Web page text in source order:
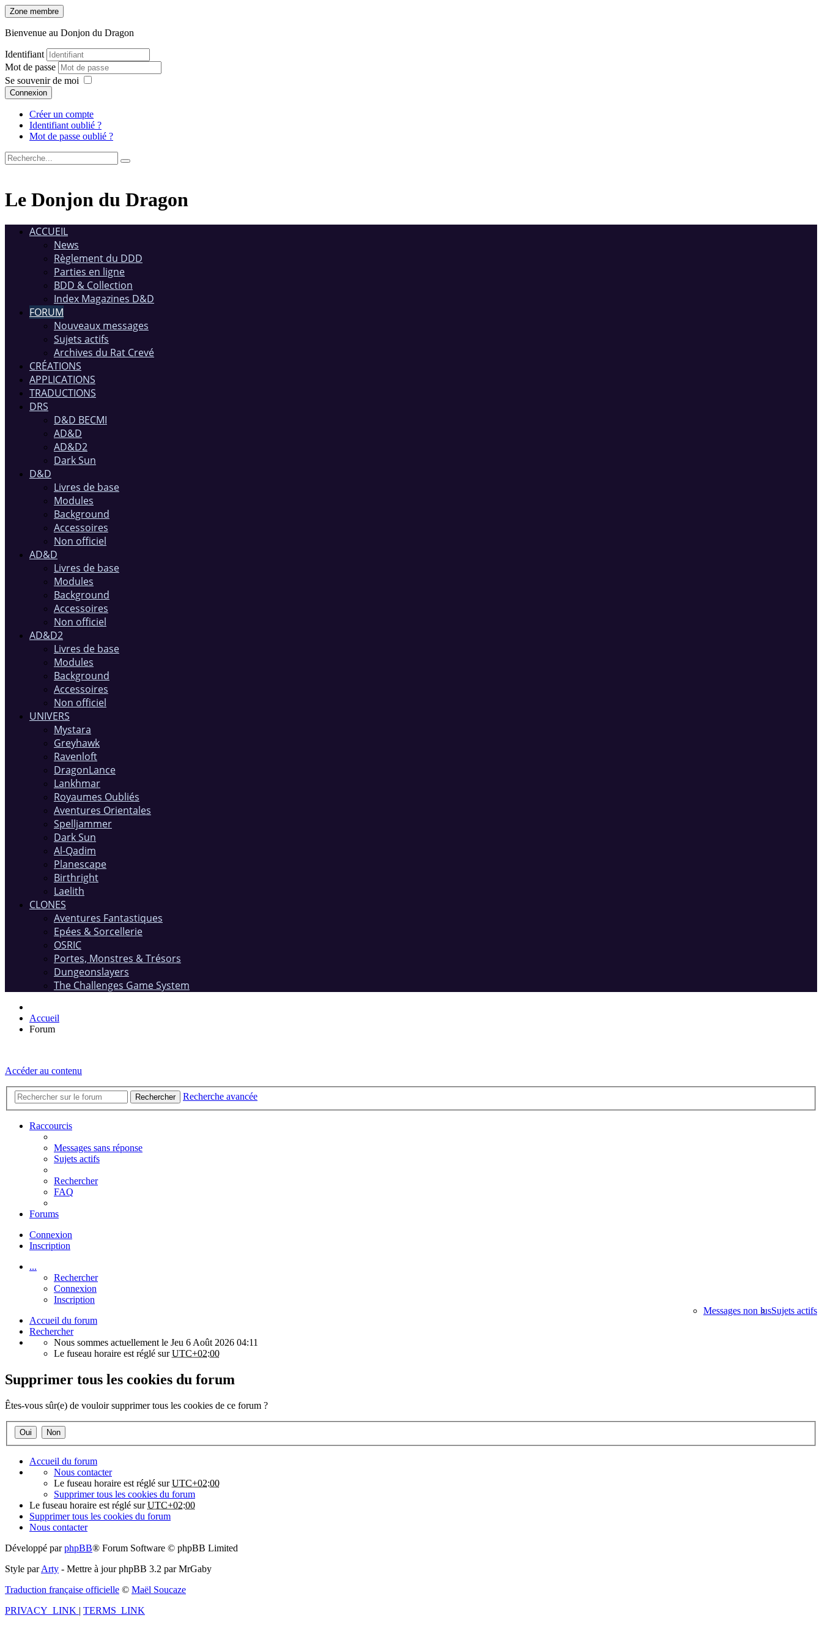
Zone membre
Bienvenue au Donjon du Dragon
Identifiant
Mot de passe
Se souvenir de moi
Connexion
Créer un compte
Identifiant oublié ?
Mot de passe oublié ?
Le Donjon du Dragon
ACCUEIL
News
Règlement du DDD
Parties en ligne
BDD & Collection
Index Magazines D&D
FORUM
Nouveaux messages
Sujets actifs
Archives du Rat Crevé
CRÉATIONS
APPLICATIONS
TRADUCTIONS
DRS
D&D BECMI
AD&D
AD&D2
Dark Sun
D&D
Livres de base
Modules
Background
Accessoires
Non officiel
AD&D
Livres de base
Modules
Background
Accessoires
Non officiel
AD&D2
Livres de base
Modules
Background
Accessoires
Non officiel
UNIVERS
Mystara
Greyhawk
Ravenloft
DragonLance
Lankhmar
Royaumes Oubliés
Aventures Orientales
Spelljammer
Dark Sun
Al-Qadim
Planescape
Birthright
Laelith
CLONES
Aventures Fantastiques
Epées & Sorcellerie
OSRIC
Portes, Monstres & Trésors
Dungeonslayers
The Challenges Game System
Accueil
Forum
Accéder au contenu
Rechercher Recherche avancée
Raccourcis
Messages sans réponse
Sujets actifs
Rechercher
FAQ
Forums
Connexion
Inscription
...
Rechercher
Connexion
Inscription
Sujets actifs
Messages non lus
Accueil du forum
Rechercher
Nous sommes actuellement le Jeu 6 Août 2026 04:11
Le fuseau horaire est réglé surUTC+02:00
Supprimer tous les cookies du forum
Êtes-vous sûr(e) de vouloir supprimer tous les cookies de ce forum ?
Accueil du forum
Nous contacter
Le fuseau horaire est réglé surUTC+02:00
Supprimer tous les cookies du forum
Le fuseau horaire est réglé surUTC+02:00
Supprimer tous les cookies du forum
Nous contacter
Développé parphpBB® Forum Software © phpBB Limited
Style parArty - Mettre à jour phpBB 3.2 par MrGaby
Traduction française officielle © Maël Soucaze
PRIVACY_LINK | TERMS_LINK